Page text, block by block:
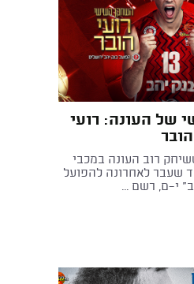
של העונה: רועי
הובר
רוב העונה במכבי
שעבר לאחרונה להפועל
י־ם, רשם ...